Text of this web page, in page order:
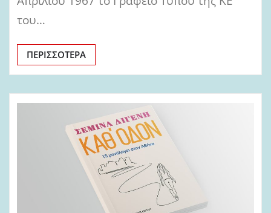
του…
ΠΕΡΙΣΣΌΤΕΡΑ